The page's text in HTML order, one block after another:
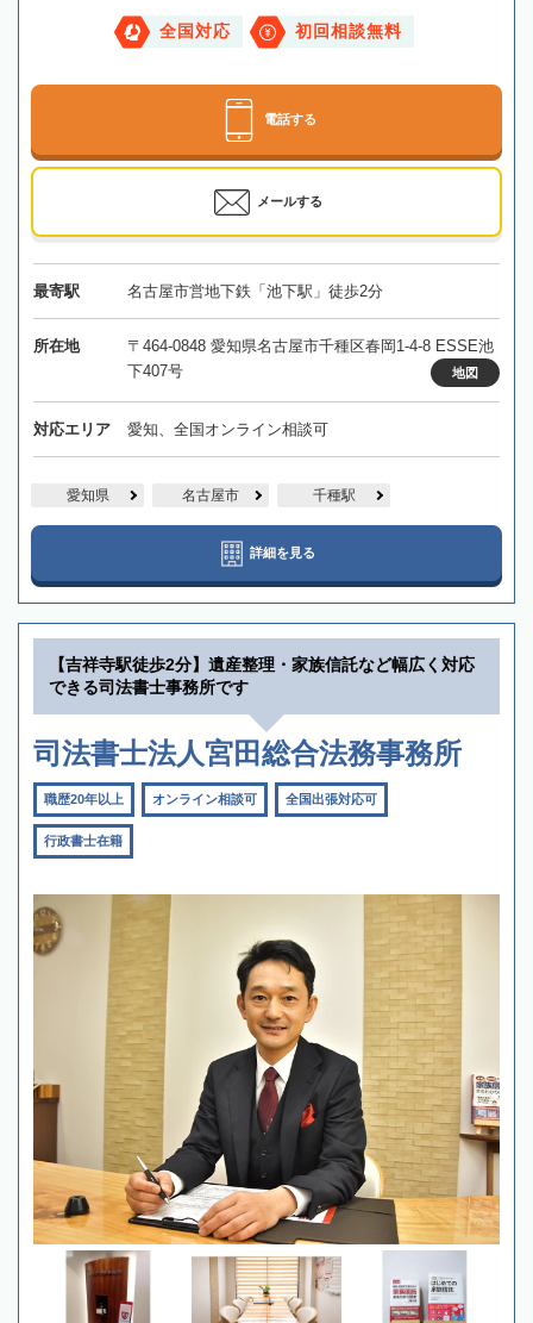
全国対応 初回相談無料
電話する
メールする
最寄駅 名古屋市営地下鉄「池下駅」徒歩2分
所在地
〒464-0848 愛知県名古屋市千種区春岡1-4-8 ESSE池
下407号
地図
対応エリア 愛知、全国オンライン相談可
愛知県 名古屋市 千種駅
詳細を見る
【吉祥寺駅徒歩2分】遺産整理・家族信託など幅広く対応
できる司法書士事務所です
司法書士法人宮田総合法務事務所
職歴20年以上 オンライン相談可 全国出張対応可
行政書士在籍